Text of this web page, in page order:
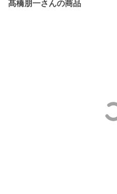
髙橋朋一さんの商品